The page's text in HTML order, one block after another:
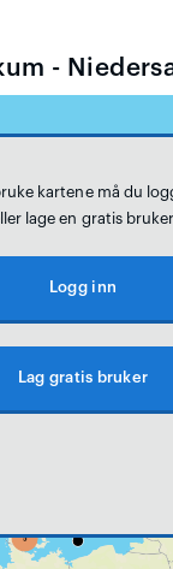
-
kartene må du
lage en gratis bruker
Logg inn
Lag gratis bruker